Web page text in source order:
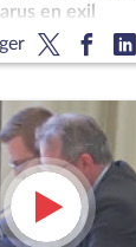
en exil